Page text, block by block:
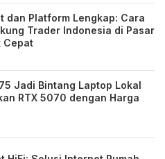
dan Platform Lengkap: Cara
Trader Indonesia di Pasar
Cepat
Jadi Bintang Laptop Lokal
RTX 5070 dengan Harga